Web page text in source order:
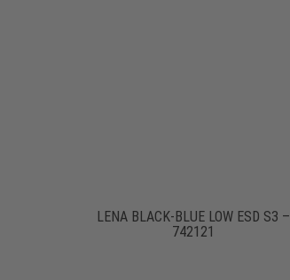
LENA BLACK-BLUE LOW ESD S3 –
742121